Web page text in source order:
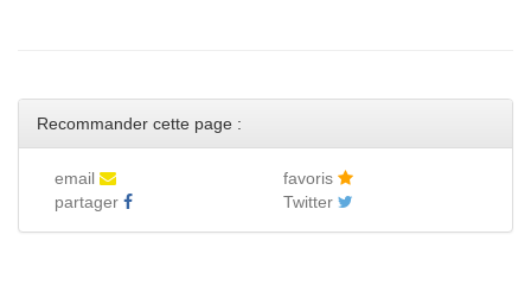
Recommander cette page :
email
favoris
partager
Twitter